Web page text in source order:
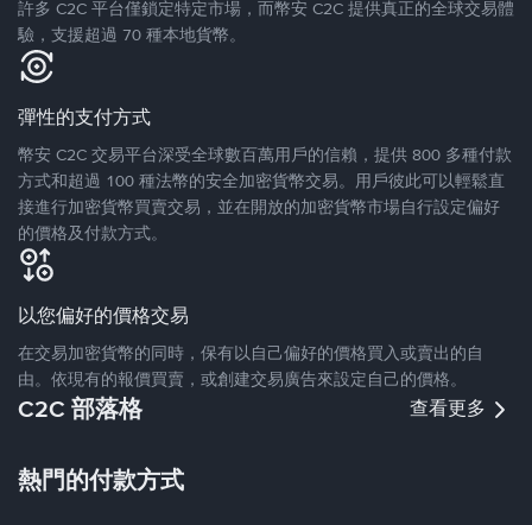
許多 C2C 平台僅鎖定特定市場，而幣安 C2C 提供真正的全球交易體
驗，支援超過 70 種本地貨幣。
彈性的支付方式
幣安 C2C 交易平台深受全球數百萬用戶的信賴，提供 800 多種付款
方式和超過 100 種法幣的安全加密貨幣交易。用戶彼此可以輕鬆直
接進行加密貨幣買賣交易，並在開放的加密貨幣市場自行設定偏好
的價格及付款方式。
以您偏好的價格交易
在交易加密貨幣的同時，保有以自己偏好的價格買入或賣出的自
由。依現有的報價買賣，或創建交易廣告來設定自己的價格。
C2C 部落格 查看更多
熱門的付款方式